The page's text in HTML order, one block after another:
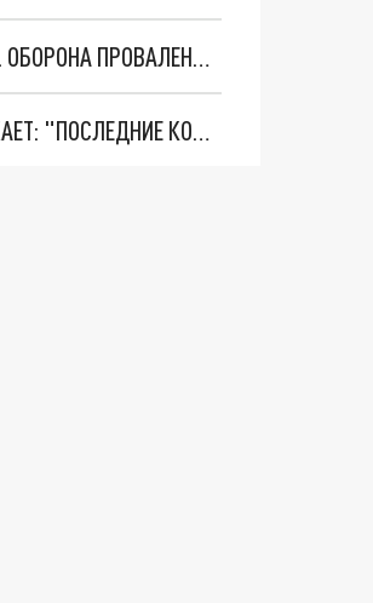
НОВОСТИ СИЛЬНО ХУЖЕ, ЧЕМ ДОКЛАДЫВАЛИ. ВРАГ ФОРСИРОВАЛ РЕКУ. ОБОРОНА ПРОВАЛЕНА. КТО ПО ГЛУПОСТИ СПАЛИЛ ПОЗИЦИИ ВС РОССИИ НА ВАЖНЕЙШЕМ ФРОНТЕ?
РАЗГРОМ WILDBERRIES И ЦИНИЧНОЕ ОБРАЩЕНИЕ К РУССКИМ, КИМ УЕЗЖАЕТ: "ПОСЛЕДНИЕ КОПЕЙКИ" ЗАБЕРУТ БРИТАНЦЫ?